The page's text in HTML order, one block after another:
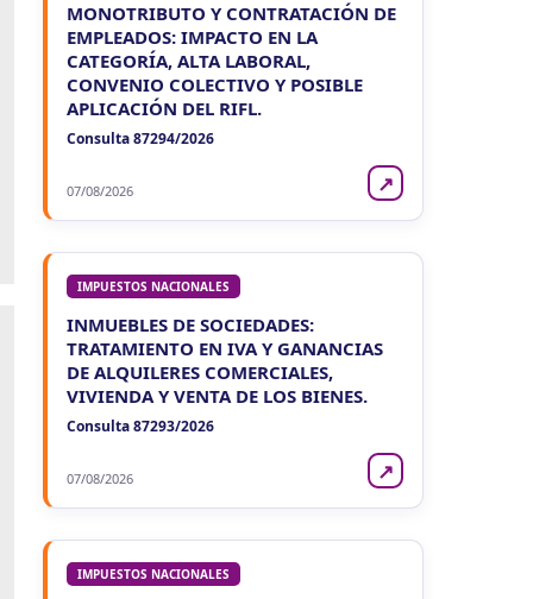
MONOTRIBUTO Y CONTRATACIÓN DE
EMPLEADOS: IMPACTO EN LA
CATEGORÍA, ALTA LABORAL,
CONVENIO COLECTIVO Y POSIBLE
APLICACIÓN DEL RIFL.
Consulta 87294/2026
07/08/2026 ↗
IMPUESTOS NACIONALES
INMUEBLES DE SOCIEDADES:
TRATAMIENTO EN IVA Y GANANCIAS
DE ALQUILERES COMERCIALES,
VIVIENDA Y VENTA DE LOS BIENES.
Consulta 87293/2026
07/08/2026 ↗
IMPUESTOS NACIONALES